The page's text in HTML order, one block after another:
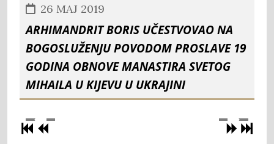
26 MAJ 2019
Arhimandrit Boris učestvovao na
bogosluženju povodom proslave 19
godina obnove manastira svetog
Mihaila u Kijevu u Ukrajini